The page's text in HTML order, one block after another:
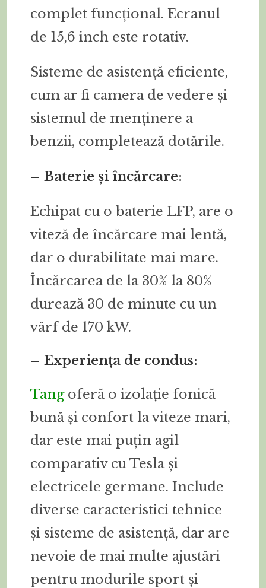
complet funcțional. Ecranul
de 15,6 inch este rotativ.
Sisteme de asistență eficiente,
cum ar fi camera de vedere și
sistemul de menținere a
benzii, completează dotările.
– Baterie și încărcare:
Echipat cu o baterie LFP, are o
viteză de încărcare mai lentă,
dar o durabilitate mai mare.
Încărcarea de la 30% la 80%
durează 30 de minute cu un
vârf de 170 kW.
– Experiența de condus:
Tangoferă o izolație fonică
bună și confort la viteze mari,
dar este mai puțin agil
comparativ cu Tesla și
electricele germane. Include
diverse caracteristici tehnice
și sisteme de asistență, dar are
nevoie de mai multe ajustări
pentru modurile sport și